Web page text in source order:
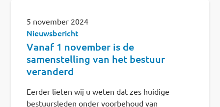
5 november 2024
Nieuwsbericht
Vanaf 1 november is de
samenstelling van het bestuur
veranderd
Eerder lieten wij u weten dat zes huidige
bestuursleden onder voorbehoud van